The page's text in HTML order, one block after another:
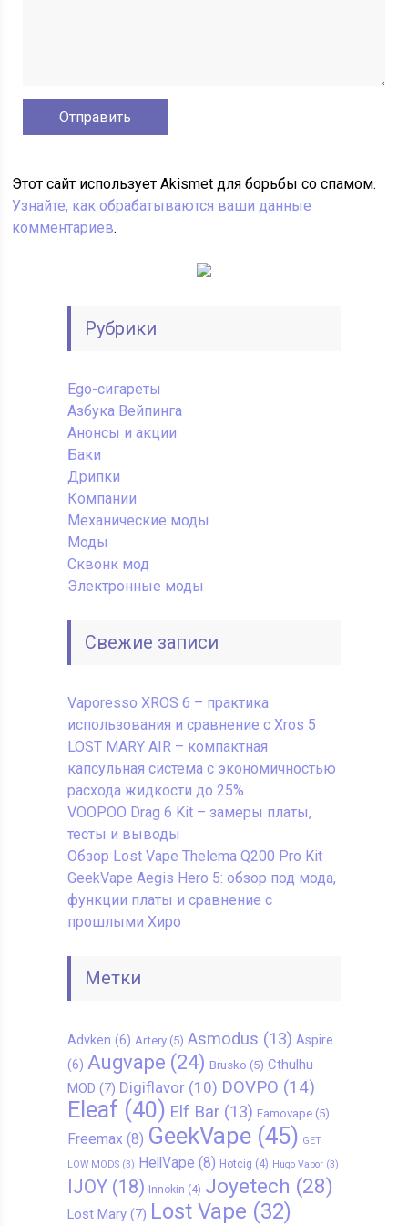
Этот сайт использует Akismet для борьбы со спамом.
Узнайте, как обрабатываются ваши данные
комментариев.
Рубрики
Ego-сигареты
Азбука Вейпинга
Анонсы и акции
Баки
Дрипки
Компании
Механические моды
Моды
Сквонк мод
Электронные моды
Свежие записи
Vaporesso XROS 6 – практика
использования и сравнение с Xros 5
LOST MARY AIR – компактная
капсульная система с экономичностью
расхода жидкости до 25%
VOOPOO Drag 6 Kit – замеры платы,
тесты и выводы
Обзор Lost Vape Thelema Q200 Pro Kit
GeekVape Aegis Hero 5: обзор под мода,
функции платы и сравнение с
прошлыми Хиро
Метки
Advken (6) Artery(5) Asmodus (13) Aspire
(6) Augvape (24) Brusko (5) Cthulhu
MOD (7) Digiflavor(10) DOVPO (14)
Eleaf (40) Elf Bar(13) Famovape(5)
Freemax (8) GeekVape(45) GET
LOW MODS(3) HellVape (8) Hotcig (4) Hugo Vapor(3)
IJOY(18) Innokin (4) Joyetech (28)
Lost Mary(7) Lost Vape (32)